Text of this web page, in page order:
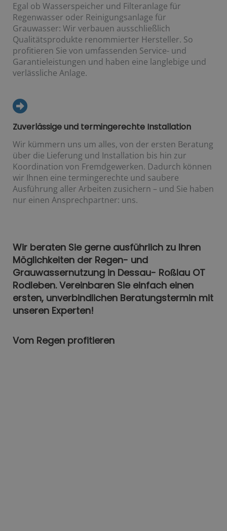
Egal ob Wasserspeicher und Filteranlage für
Regenwasser oder Reinigungsanlage für
Grauwasser: Wir verbauen ausschließlich
Qualitätsprodukte renommierter Hersteller. So
profitieren Sie von umfassenden Service- und
Garantieleistungen und haben eine langlebige und
verlässliche Anlage.
Zuverlässige und termingerechte Installation
Wir kümmern uns um alles, von der ersten Beratung
über die Lieferung und Installation bis hin zur
Koordination von Fremdgewerken. Dadurch können
wir Ihnen eine termingerechte und saubere
Ausführung aller Arbeiten zusichern – und Sie haben
nur einen Ansprechpartner: uns.
Wir beraten Sie gerne ausführlich zu Ihren
Möglichkeiten der Regen- und
Grauwassernutzung in Dessau- Roßlau OT
Rodleben. Vereinbaren Sie einfach einen
ersten, unverbindlichen Beratungstermin mit
unseren Experten!
Vom Regen profitieren